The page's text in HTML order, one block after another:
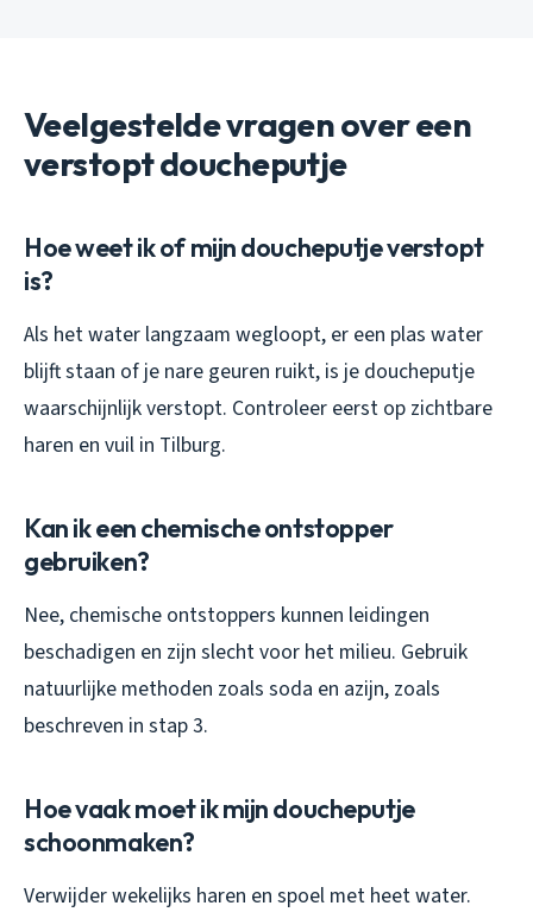
Veelgestelde vragen over een
verstopt doucheputje
Hoe weet ik of mijn doucheputje verstopt
is?
Als het water langzaam wegloopt, er een plas water
blijft staan of je nare geuren ruikt, is je doucheputje
waarschijnlijk verstopt. Controleer eerst op zichtbare
haren en vuil in Tilburg.
Kan ik een chemische ontstopper
gebruiken?
Nee, chemische ontstoppers kunnen leidingen
beschadigen en zijn slecht voor het milieu. Gebruik
natuurlijke methoden zoals soda en azijn, zoals
beschreven in stap 3.
Hoe vaak moet ik mijn doucheputje
schoonmaken?
Verwijder wekelijks haren en spoel met heet water.